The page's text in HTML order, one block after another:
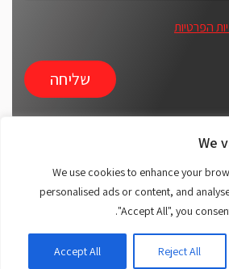
We
We use cookies to enhance your
personalised ads or content, and
"Accept All", you
Reject All
Accept All
הפרטיות
בפיתוח וייצור מערכות אוטומציה,
לתעשייה. אנו מתמחים במכניקה
חדשניים, ומספקים מענה מדויק
מערכות בקרה ויישומי איסוף נתונים.
ארק אוטומציה